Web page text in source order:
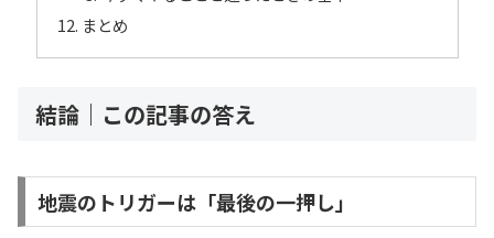
まとめ
結論｜この記事の答え
地震のトリガーは「最後の一押し」